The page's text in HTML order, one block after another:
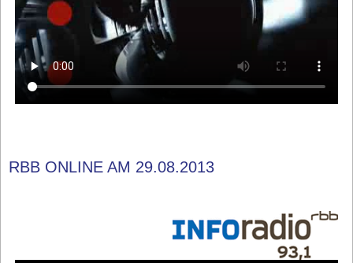
RBB ONLINE AM 29.08.2013